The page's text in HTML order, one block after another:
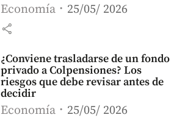
Economía 25/05/ 2026
share
¿Conviene trasladarse de un fondo
privado a Colpensiones? Los
riesgos que debe revisar antes de
decidir
Economía 25/05/ 2026